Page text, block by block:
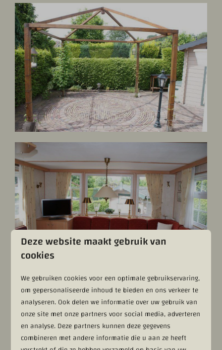
Deze website maakt gebruik van
cookies
We gebruiken cookies voor een optimale gebruikservaring,
om gepersonaliseerde inhoud te bieden en ons verkeer te
analyseren. Ook delen we informatie over uw gebruik van
onze site met onze partners voor social media, adverteren
en analyse. Deze partners kunnen deze gegevens
combineren met andere informatie die u aan ze heeft